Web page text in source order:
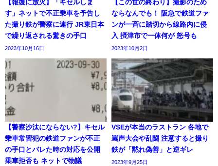
【報復に放火】「キセルしま
す」ネットで不正乗車を予告し
た撮り鉄が警察に連行 JR東日本
で繰り返される驚きの手口
2023年10月16日
【この世の終わり】撮影のため
ならなんでも！ 阪急で鉄道ファ
ンが一斉に踏切から線路内に侵
入 摂津市で一体何が 怒号も
2023年10月2日
【警察沙汰にならない?】キセル
乗車常習犯の鉄道ファンが不正
の手口とバレた時の対応を公開
乗車拒否も ネットで物議
VSEが本当のラストラン 各地で
罵声大会や乱闘 注意すると撮り
鉄が「黙れ偽善」と逆ギレ
2023年9月25日